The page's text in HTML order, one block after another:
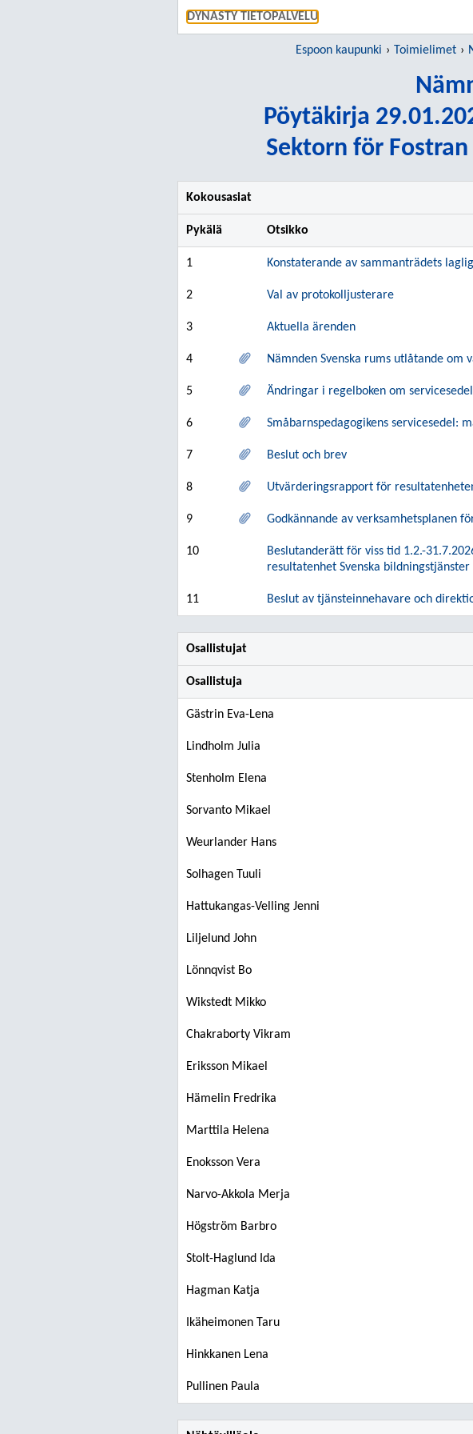
DYNASTY TIETOPALVELU
Espoon kaupunki Toimielimet
Pöytäkirja
Sektorn för
Kokousasiat
Pykälä Otsikko
1 Konstaterande av sammanträdets
2 Val av protokolljusterare
3 Aktuella ärenden
4 Nämnden Svenska rums utlåtande om
5 Ändringar i regelboken om
6 Småbarnspedagogikens servicesedel:
7 Beslut och brev
8 Utvärderingsrapport för
9 Godkännande av verksamhetsplanen
10
Beslutanderätt för viss tid 1.2.-
resultatenhet Svenska bildningstjänster
11 Beslut av tjänsteinnehavare och
Osallistujat
Osallistuja
Gästrin Eva-Lena
Lindholm Julia
Stenholm Elena
Sorvanto Mikael
Weurlander Hans
Solhagen Tuuli
Hattukangas-Velling Jenni
Liljelund John
Lönnqvist Bo
Wikstedt Mikko
Chakraborty Vikram
Eriksson Mikael
Hämelin Fredrika
Marttila Helena
Enoksson Vera
Narvo-Akkola Merja
Högström Barbro
Stolt-Haglund Ida
Hagman Katja
Ikäheimonen Taru
Hinkkanen Lena
Pullinen Paula